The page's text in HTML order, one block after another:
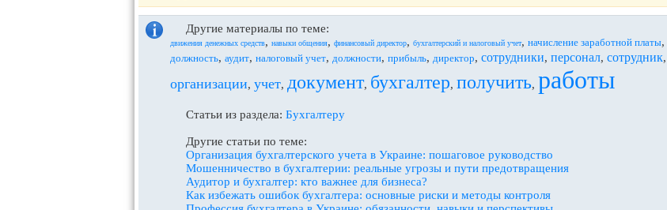
Другие материалы по теме:
движения денежных средств, навыки общения, финансовый директор, бухгалтерский и налоговый учет, начисление заработной платы,
должность, аудит, налоговый учет, должности, прибыль, директор, сотрудники, персонал, сотрудник,
организации, учет, документ, бухгалтер, получить, работы
Статьи из раздела: Бухгалтеру
Другие статьи по теме:
Организация бухгалтерского учета в Украине: пошаговое руководство
Мошенничество в бухгалтерии: реальные угрозы и пути предотвращения
Аудитор и бухгалтер: кто важнее для бизнеса?
Как избежать ошибок бухгалтера: основные риски и методы контроля